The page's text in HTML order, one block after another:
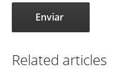
Related articles